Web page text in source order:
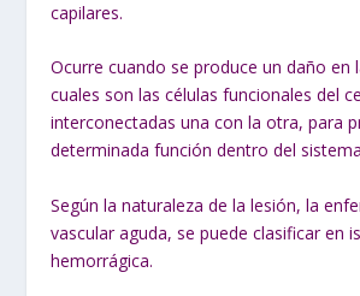
capilares.
Ocurre cuando se produce un daño en
cuales son las células funcionales del
interconectadas una con la otra, para
determinada función dentro del
Según la naturaleza de la lesión, la
vascular aguda, se puede clasificar en
hemorrágica.